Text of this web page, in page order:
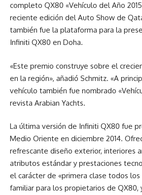
completo QX80 «Vehículo del Año
reciente edición del Auto Show de
también fue la plataforma para la
Infiniti QX80 en Doha.
«Este premio construye sobre el
en la región», añadió Schmitz. «A
vehículo también fue nombrado
revista Arabian Yachts.
La última versión de Infiniti QX80 fue
Medio Oriente en diciembre 2014.
refrescante diseño exterior, interiores
atributos estándar y prestaciones
el carácter de «primera clase todos los
familiar para los propietarios de QX80,